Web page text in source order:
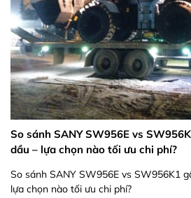
So sánh SANY SW956E vs
dầu – lựa chọn nào tối ưu chi phí?
So sánh SANY SW956E vs SW956K1
lựa chọn nào tối ưu chi phí?